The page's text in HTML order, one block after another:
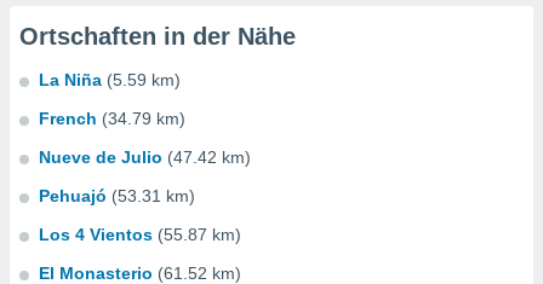
Ortschaften in der Nähe
La Niña (5.59 km)
French (34.79 km)
Nueve de Julio (47.42 km)
Pehuajó (53.31 km)
Los 4 Vientos (55.87 km)
El Monasterio (61.52 km)